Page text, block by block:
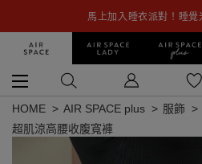
馬上加入睡衣派對！睡
HOME AIR SPACE plus 服飾
超肌涼高腰收腹寬褲